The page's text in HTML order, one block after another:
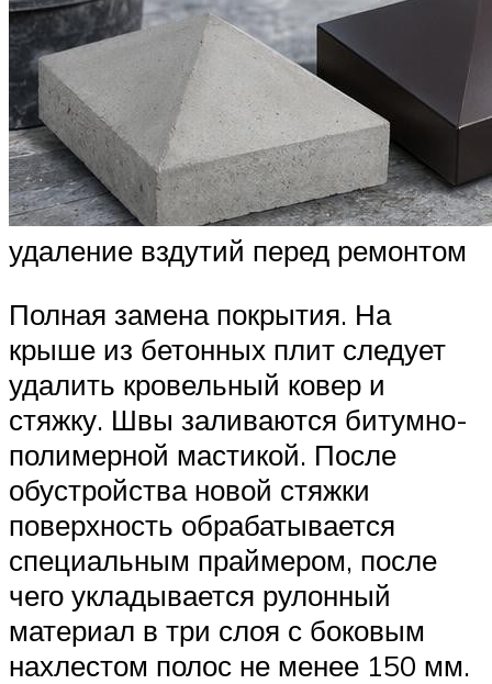
удаление вздутий перед ремонтом
Полная замена покрытия. На
крыше из бетонных плит следует
удалить кровельный ковер и
стяжку. Швы заливаются битумно-
полимерной мастикой. После
обустройства новой стяжки
поверхность обрабатывается
специальным праймером, после
чего укладывается рулонный
материал в три слоя с боковым
нахлестом полос не менее 150 мм.